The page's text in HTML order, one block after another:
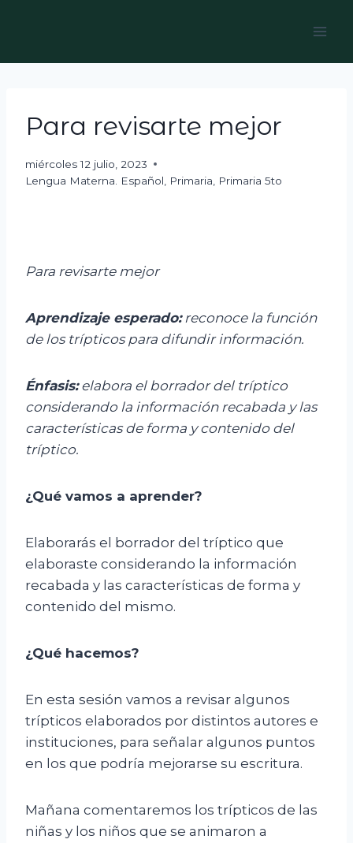
Para revisarte mejor
miércoles 12 julio, 2023
Lengua Materna. Español
Primaria Primaria 5to
Para revisarte mejor
Aprendizaje esperado: reconoce la función
de los trípticos para difundir información.
Énfasis: elabora el borrador del tríptico
considerando la información recabada y las
características de forma y contenido del
tríptico.
¿Qué vamos a aprender?
Elaborarás el borrador del tríptico que
elaboraste considerando la información
recabada y las características de forma y
contenido del mismo.
¿Qué hacemos?
En esta sesión vamos a revisar algunos
trípticos elaborados por distintos autores e
instituciones, para señalar algunos puntos
en los que podría mejorarse su escritura.
Mañana comentaremos los trípticos de las
niñas y los niños que se animaron a